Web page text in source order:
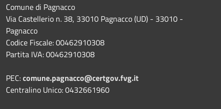
Comune di Pagnacco
Via Castellerio n. 38, 33010 Pagnacco (UD) - 33010 -
Pagnacco
Codice Fiscale: 00462910308
Partita IVA: 00462910308
PEC:comune.pagnacco@certgov.fvg.it
Centralino Unico: 0432661960